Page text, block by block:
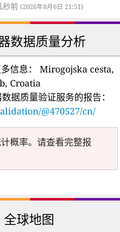
秒前 (2026年8月6日 21:51)
数据质量分析
信息：
Mirogojska cesta,
Croatia
据质量验证服务的报告：
@470527/cn/
概率。请查看完整报
球地图